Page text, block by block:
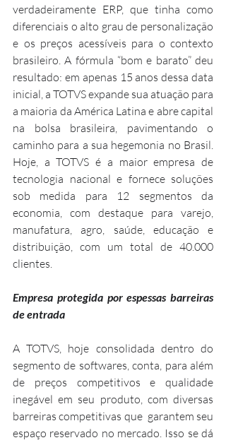
verdadeiramente ERP, que tinha como
diferenciais o alto grau de personalização
e os preços acessíveis para o contexto
brasileiro. A fórmula “bom e barato” deu
resultado: em apenas 15 anos dessa data
inicial, a TOTVS expande sua atuação para
a maioria da América Latina e abre capital
na bolsa brasileira, pavimentando o
caminho para a sua hegemonia no Brasil.
Hoje, a TOTVS é a maior empresa de
tecnologia nacional e fornece soluções
sob medida para 12 segmentos da
economia, com destaque para varejo,
manufatura, agro, saúde, educação e
distribuição, com um total de 40.000
clientes.
Empresa protegida por espessas barreiras
de entrada
A TOTVS, hoje consolidada dentro do
segmento de softwares, conta, para além
de preços competitivos e qualidade
inegável em seu produto, com diversas
barreiras competitivas que  garantem seu
espaço reservado no mercado. Isso se dá